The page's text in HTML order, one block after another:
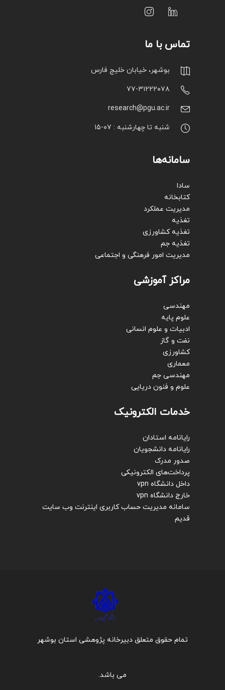
تماس با ما
بوشهر، خیابان خلیج فارس
۷۷-۳۱۲۲۲۰۷۸
research@pgu.ac.ir
شنبه تا چهارشنبه : ۰۷-۱۵
سامانه‌ها
سادا
کتابخانه
مدیریت عملکرد
تغذیه
تغذیه کشاورزی
تغذیه جم
مدیریت امور فرهنگی و اجتماعی
مراکز آموزشی
مهندسی
علوم پایه
ادبیات و علوم انسانی
نفت و گاز
کشاورزی
معماری
مهندسی جم
علوم و فنون دریایی
خدمات الکترونیک
رایانامه استادان
رایانامه دانشجویان
صدور مدرک
پرداخت‌های الکترونیکی
داخل دانشگاه vpn
خارج دانشگاه vpn
سامانه مدیریت حساب کاربری اینترنت وب سایت
قدیم
تمام حقوق متعلق دبیرخانه پژوهشی استان بوشهر
می باشد.